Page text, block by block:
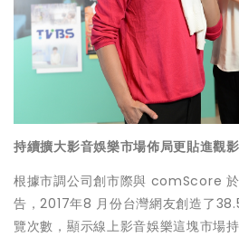
持續擴大影音娛樂市場佈局更貼進觀
根據市調公司創市際與 comScore
告，2017年8 月份台灣網友創造了
覽次數，顯示線上影音娛樂這塊市場